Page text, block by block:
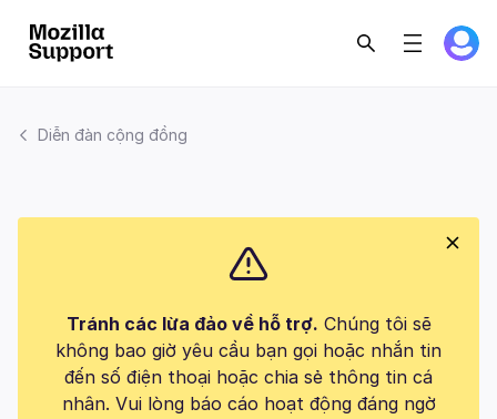
Diễn đàn cộng đồng
Tránh các lừa đảo về hỗ trợ. Chúng tôi sẽ
không bao giờ yêu cầu bạn gọi hoặc nhắn tin
đến số điện thoại hoặc chia sẻ thông tin cá
nhân. Vui lòng báo cáo hoạt động đáng ngờ